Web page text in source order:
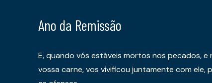
Ano da Remissão
E, quando vós estáveis mortos nos pecados, e
vossa carne, vos vivificou juntamente com